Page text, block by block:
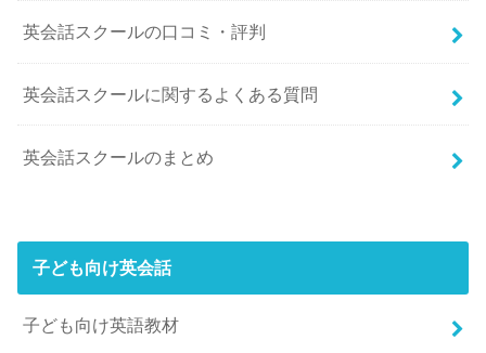
英会話スクールの口コミ・評判
英会話スクールに関するよくある質問
英会話スクールのまとめ
子ども向け英会話
子ども向け英語教材